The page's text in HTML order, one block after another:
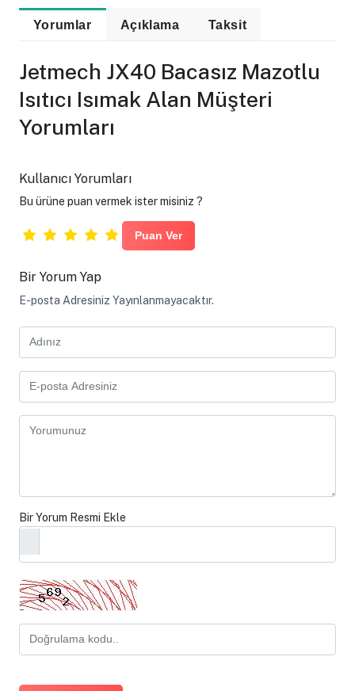
Yorumlar Açıklama Taksit
Jetmech JX40 Bacasız Mazotlu
Isıtıcı Isımak Alan Müşteri
Yorumları
Kullanıcı Yorumları
Bu ürüne puan vermek ister misiniz ?
Bir Yorum Yap
E-posta Adresiniz Yayınlanmayacaktır.
Bir Yorum Resmi Ekle